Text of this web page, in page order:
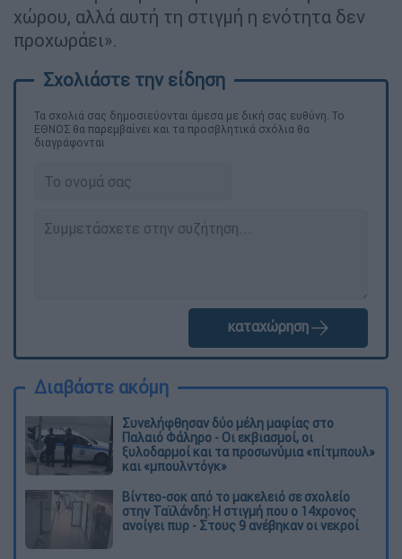
χώρου, αλλά αυτή τη στιγμή η ενότητα δεν
προχωράει».
Τα σχολιά σας δημοσιεύονται άμεσα με δική σας ευθύνη. Το
ΕΘΝΟΣ θα παρεμβαίνει και τα προσβλητικά σχόλια θα
διαγράφονται
καταχώρηση
Διαβάστε ακόμη
Συνελήφθησαν δύο μέλη μαφίας στο
Παλαιό Φάληρο - Οι εκβιασμοί, οι
ξυλοδαρμοί και τα προσωνύμια «πίτμπουλ»
και «μπουλντόγκ»
Βίντεο-σοκ από το μακελειό σε σχολείο
στην Ταϊλάνδη: Η στιγμή που ο 14χρονος
ανοίγει πυρ - Στους 9 ανέβηκαν οι νεκροί